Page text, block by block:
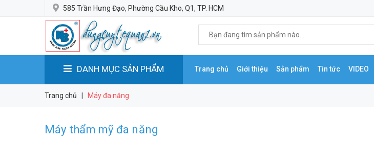
585 Trần Hưng Đạo, Phường Cầu Kho, Q1, TP. HCM
DANH MỤC SẢN PHẨM Trang chủ Giới thiệu Sản phẩm Tin tức VIDEO
Trang chủ Máy đa năng
Máy thẩm mỹ đa năng